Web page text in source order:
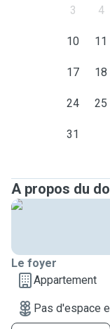
3 4
10 11
17 18
24 25
31
A propos du
Le foyer
Appartement
Pas d'espace